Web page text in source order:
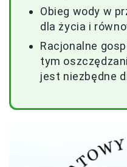
Obieg wody w
dla życia i
Racjonalne
tym
jest niezbędne